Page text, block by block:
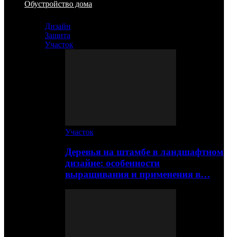
Обустройство дома
Дизайн
Защита
Участок
Участок
Деревья на штамбе в ландшафтном
дизайне: особенности
выращивания и применения в…